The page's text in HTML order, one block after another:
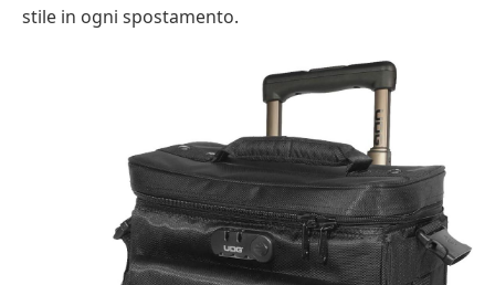
stile in ogni spostamento.